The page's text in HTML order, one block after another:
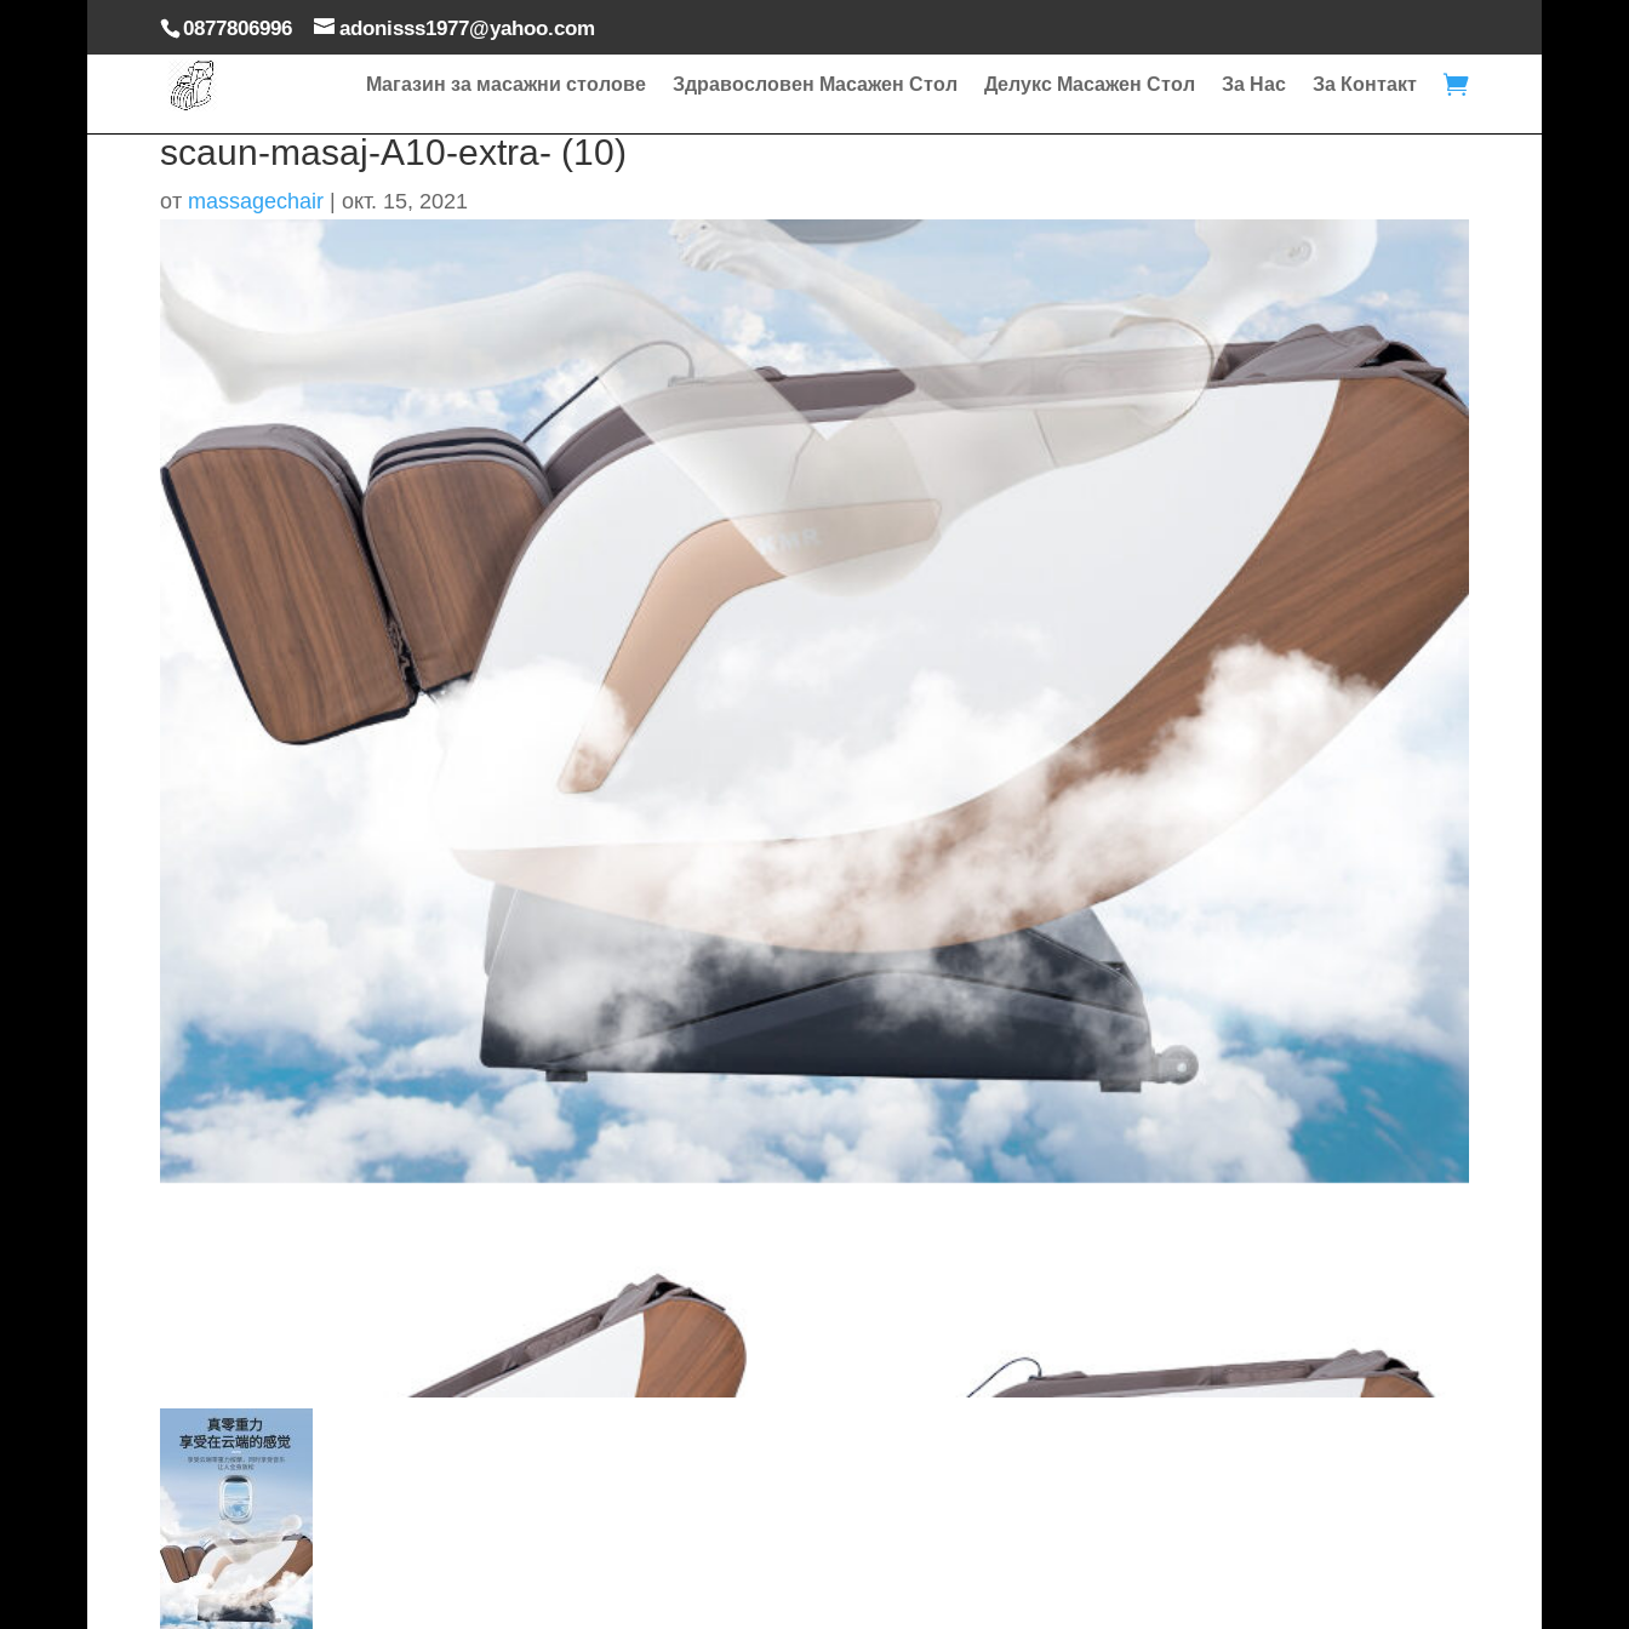
0877806996 adonisss1977@yahoo.com
Магазин за масажни столове Здравословен Масажен Стол Делукс Масажен Стол За Нас За Контакт 
scaun-masaj-A10-extra- (10)
от massagechair окт. 15, 2021